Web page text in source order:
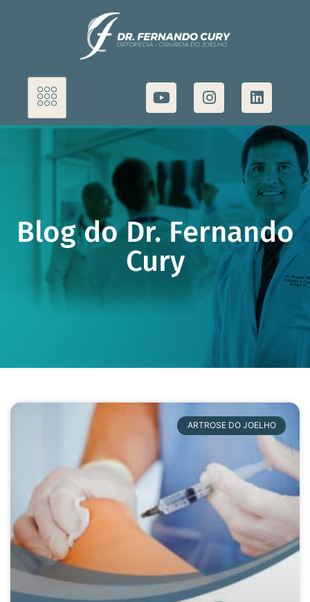
Blog do Dr. Fernando
Cury
ARTROSE DO JOELHO